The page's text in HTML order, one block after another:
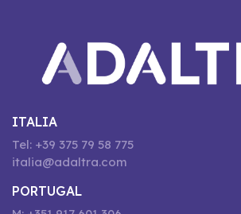
ITALIA
Tel: +39 375 79 58 775
italia@adaltra.com
PORTUGAL